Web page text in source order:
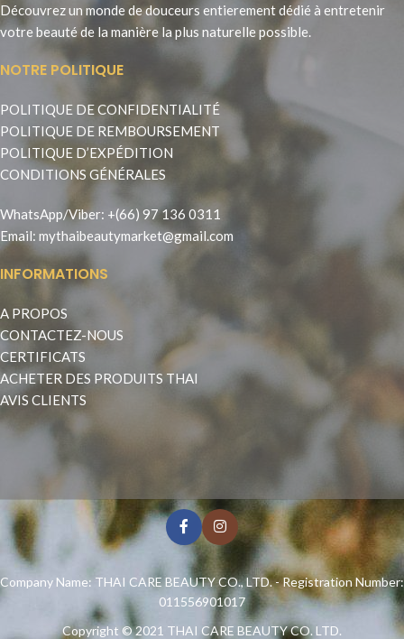
Découvrez un monde de douceurs entierement dédié à entretenir
votre beauté de la manière la plus naturelle possible.
NOTRE POLITIQUE
POLITIQUE DE CONFIDENTIALITÉ
POLITIQUE DE REMBOURSEMENT
POLITIQUE D’EXPÉDITION
CONDITIONS GÉNÉRALES
WhatsApp/Viber: +(66) 97 136 0311
Email: mythaibeautymarket@gmail.com
INFORMATIONS
A PROPOS
CONTACTEZ-NOUS
CERTIFICATS
ACHETER DES PRODUITS THAI
AVIS CLIENTS
Company Name: THAI CARE BEAUTY CO., LTD. - Registration Number:
011556901017
Copyright © 2021 THAI CARE BEAUTY CO. LTD.